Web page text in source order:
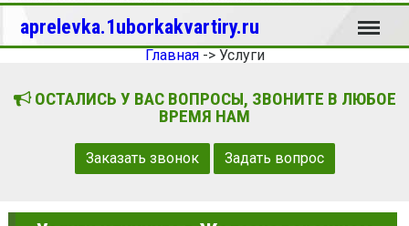
aprelevka.1uborkakvartiry.ru Меню
Главная-> Услуги
ОСТАЛИСЬ У ВАС ВОПРОСЫ, ЗВОНИТЕ В ЛЮБОЕ
ВРЕМЯ НАМ
Заказать звонок Задать вопрос